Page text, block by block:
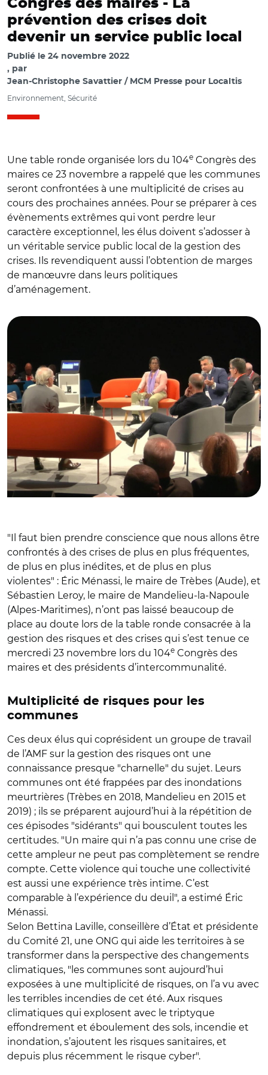
Congrès des maires - La
prévention des crises doit
devenir un service public local
Publié le 24 novembre 2022
par
Jean-Christophe Savattier / MCM Presse pour Localtis
Environnement, Sécurité
Une table ronde organisée lors du 104e Congrès des
maires ce 23 novembre a rappelé que les communes
seront confrontées à une multiplicité de crises au
cours des prochaines années. Pour se préparer à ces
évènements extrêmes qui vont perdre leur
caractère exceptionnel, les élus doivent s’adosser à
un véritable service public local de la gestion des
crises. Ils revendiquent aussi l’obtention de marges
de manœuvre dans leurs politiques
d’aménagement.
"Il faut bien prendre conscience que nous allons être
confrontés à des crises de plus en plus fréquentes,
de plus en plus inédites, et de plus en plus
violentes" : Éric Ménassi, le maire de Trèbes (Aude), et
Sébastien Leroy, le maire de Mandelieu-la-Napoule
(Alpes-Maritimes), n’ont pas laissé beaucoup de
place au doute lors de la table ronde consacrée à la
gestion des risques et des crises qui s’est tenue ce
mercredi 23 novembre lors du 104e Congrès des
maires et des présidents d’intercommunalité.
Multiplicité de risques pour les
communes
Ces deux élus qui coprésident un groupe de travail
de l’AMF sur la gestion des risques ont une
connaissance presque "charnelle" du sujet. Leurs
communes ont été frappées par des inondations
meurtrières (Trèbes en 2018, Mandelieu en 2015 et
2019) ; ils se préparent aujourd’hui à la répétition de
ces épisodes "sidérants" qui bousculent toutes les
certitudes. "Un maire qui n’a pas connu une crise de
cette ampleur ne peut pas complètement se rendre
compte. Cette violence qui touche une collectivité
est aussi une expérience très intime. C’est
comparable à l’expérience du deuil", a estimé Éric
Ménassi.
Selon Bettina Laville, conseillère d’État et présidente
du Comité 21, une ONG qui aide les territoires à se
transformer dans la perspective des changements
climatiques, "les communes sont aujourd’hui
exposées à une multiplicité de risques, on l’a vu avec
les terribles incendies de cet été. Aux risques
climatiques qui explosent avec le triptyque
effondrement et éboulement des sols, incendie et
inondation, s’ajoutent les risques sanitaires, et
depuis plus récemment le risque cyber".